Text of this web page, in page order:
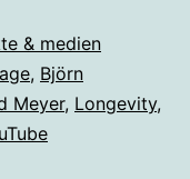
& medien
, Björn
Meyer, Longevity,